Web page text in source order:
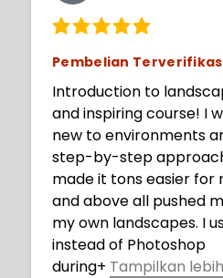
Pembelian
Introduction to
and inspiring course! I
new to environments
step-by-step
made it tons easier for
and above all pushed
my own landscapes. I
instead of Photoshop
during+ Tampilkan